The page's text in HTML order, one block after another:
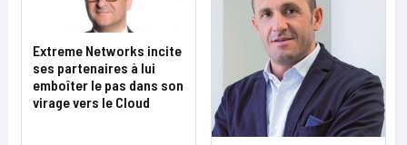
Extreme Networks incite
ses partenaires à lui
emboîter le pas dans son
virage vers le Cloud